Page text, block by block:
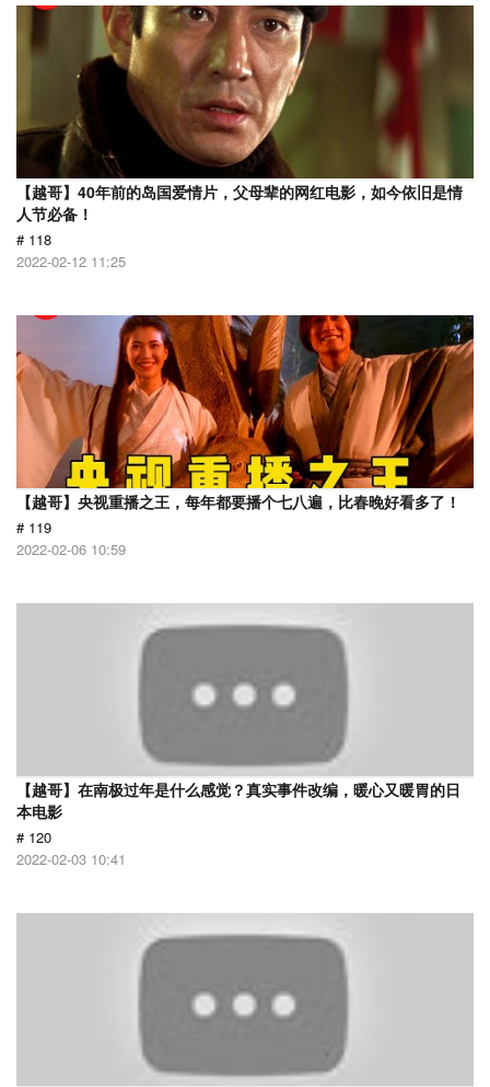
【越哥】40年前的岛国爱情片，父母辈的网红电影，如今依旧是情
人节必备！
# 118
2022-02-12 11:25
【越哥】央视重播之王，每年都要播个七八遍，比春晚好看多了！
# 119
2022-02-06 10:59
【越哥】在南极过年是什么感觉？真实事件改编，暖心又暖胃的日
本电影
# 120
2022-02-03 10:41